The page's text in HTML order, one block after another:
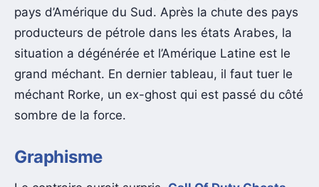
pays d’Amérique du Sud. Après la chute des pays
producteurs de pétrole dans les états Arabes, la
situation a dégénérée et l’Amérique Latine est le
grand méchant. En dernier tableau, il faut tuer le
méchant Rorke, un ex-ghost qui est passé du côté
sombre de la force.
Graphisme